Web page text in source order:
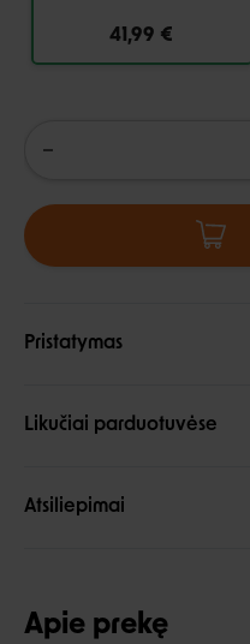
41,99 €
Pristatymas
Likučiai parduotuvėse
Atsiliepimai
Apie prekę